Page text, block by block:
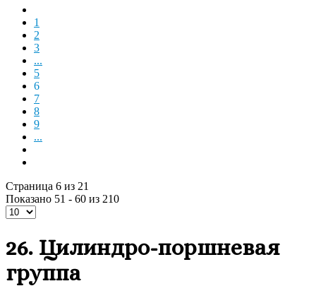
1
2
3
...
5
6
7
8
9
...
Страница 6 из 21
Показано 51 - 60 из 210
26. Цилиндро-поршневая
группа